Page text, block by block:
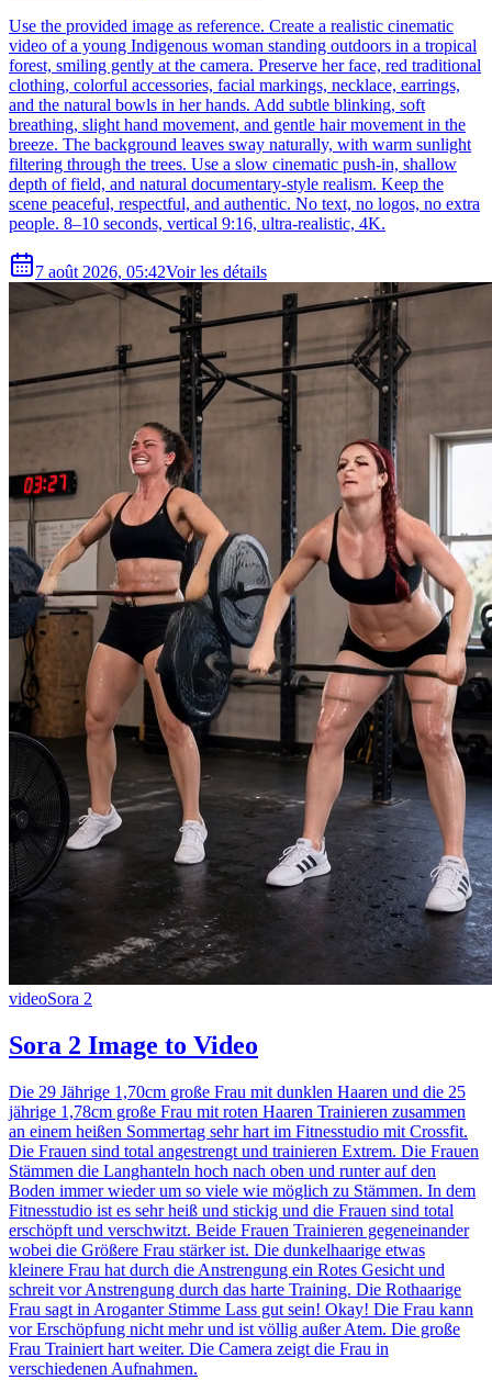
Use the provided image as reference. Create a realistic cinematic
video of a young Indigenous woman standing outdoors in a tropical
forest, smiling gently at the camera. Preserve her face, red traditional
clothing, colorful accessories, facial markings, necklace, earrings,
and the natural bowls in her hands. Add subtle blinking, soft
breathing, slight hand movement, and gentle hair movement in the
breeze. The background leaves sway naturally, with warm sunlight
filtering through the trees. Use a slow cinematic push-in, shallow
depth of field, and natural documentary-style realism. Keep the
scene peaceful, respectful, and authentic. No text, no logos, no extra
people. 8–10 seconds, vertical 9:16, ultra-realistic, 4K.
7 août 2026, 05:42Voir les détails
videoSora 2
Sora 2 Image to Video
Die 29 Jährige 1,70cm große Frau mit dunklen Haaren und die 25
jährige 1,78cm große Frau mit roten Haaren Trainieren zusammen
an einem heißen Sommertag sehr hart im Fitnesstudio mit Crossfit.
Die Frauen sind total angestrengt und trainieren Extrem. Die Frauen
Stämmen die Langhanteln hoch nach oben und runter auf den
Boden immer wieder um so viele wie möglich zu Stämmen. In dem
Fitnesstudio ist es sehr heiß und stickig und die Frauen sind total
erschöpft und verschwitzt. Beide Frauen Trainieren gegeneinander
wobei die Größere Frau stärker ist. Die dunkelhaarige etwas
kleinere Frau hat durch die Anstrengung ein Rotes Gesicht und
schreit vor Anstrengung durch das harte Training. Die Rothaarige
Frau sagt in Aroganter Stimme Lass gut sein! Okay! Die Frau kann
vor Erschöpfung nicht mehr und ist völlig außer Atem. Die große
Frau Trainiert hart weiter. Die Camera zeigt die Frau in
verschiedenen Aufnahmen.